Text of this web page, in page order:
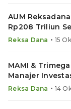
AUM
Rp208 Triliun
di Puncak
Reksa Dana • 15
MAMI &
Manajer
September 2025
Reksa Dana • 14